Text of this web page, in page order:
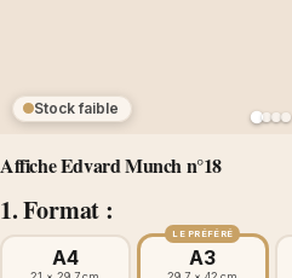
Affiche Edvard Munch n°18
1. Format :
Stock faible
A4
LE PRÉFÉRÉ
A3